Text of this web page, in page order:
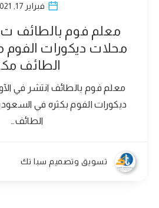
فبراير 17, 2021
محلات ديكورات
الطائف
معلم فوم بالطائف انتشر في
ديكورات الفوم بكثره في
الطائف…
تسويق وتصميم سبا تك